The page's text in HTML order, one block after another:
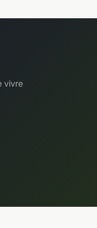
vivre